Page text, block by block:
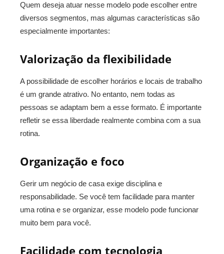
Quem deseja atuar nesse modelo pode escolher entre
diversos segmentos, mas algumas características são
especialmente importantes:
Valorização da flexibilidade
A possibilidade de escolher horários e locais de trabalho
é um grande atrativo. No entanto, nem todas as
pessoas se adaptam bem a esse formato. É importante
refletir se essa liberdade realmente combina com a sua
rotina.
Organização e foco
Gerir um negócio de casa exige disciplina e
responsabilidade. Se você tem facilidade para manter
uma rotina e se organizar, esse modelo pode funcionar
muito bem para você.
Facilidade com tecnologia